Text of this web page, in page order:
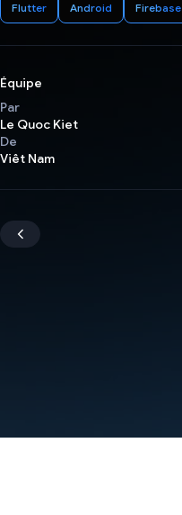
Flutter Android Firebase
Équipe
Par
Le Quoc Kiet
De
Viêt Nam